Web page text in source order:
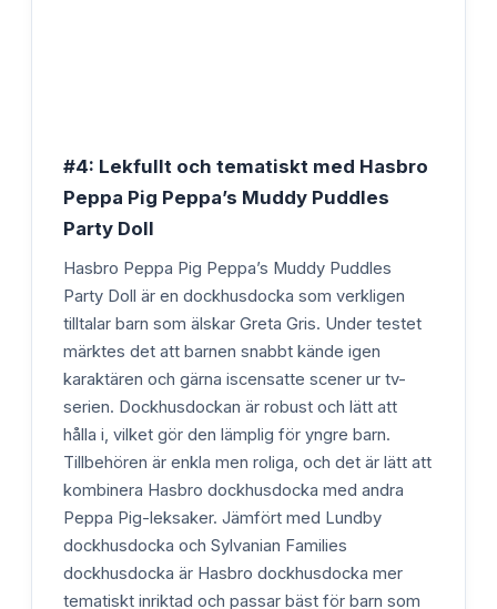
#4: Lekfullt och tematiskt med Hasbro
Peppa Pig Peppa’s Muddy Puddles
Party Doll
Hasbro Peppa Pig Peppa’s Muddy Puddles
Party Doll är en dockhusdocka som verkligen
tilltalar barn som älskar Greta Gris. Under testet
märktes det att barnen snabbt kände igen
karaktären och gärna iscensatte scener ur tv-
serien. Dockhusdockan är robust och lätt att
hålla i, vilket gör den lämplig för yngre barn.
Tillbehören är enkla men roliga, och det är lätt att
kombinera Hasbro dockhusdocka med andra
Peppa Pig-leksaker. Jämfört med Lundby
dockhusdocka och Sylvanian Families
dockhusdocka är Hasbro dockhusdocka mer
tematiskt inriktad och passar bäst för barn som